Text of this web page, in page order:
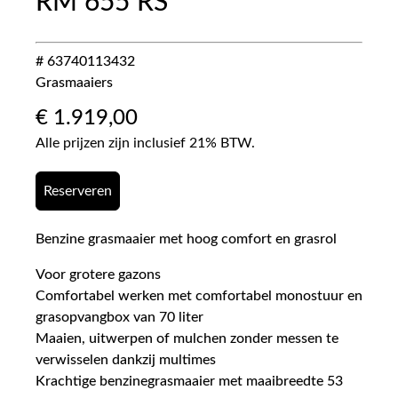
# 63740113432
Grasmaaiers
€ 1.919,00
Alle prijzen zijn inclusief 21% BTW.
Reserveren
Benzine grasmaaier met hoog comfort en grasrol
Voor grotere gazons
Comfortabel werken met comfortabel monostuur en
grasopvangbox van 70 liter
Maaien, uitwerpen of mulchen zonder messen te
verwisselen dankzij multimes
Krachtige benzinegrasmaaier met maaibreedte 53